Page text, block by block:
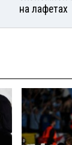
на лафетах